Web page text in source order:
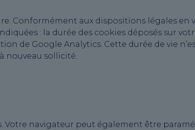
Conformément aux dispositions légales en
: la durée des cookies déposés sur
de Google Analytics. Cette durée de vie
nouveau sollicité.
Votre navigateur peut également être